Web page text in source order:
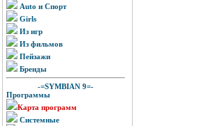
Auto и Спорт
Girls
Из игр
Из фильмов
Пейзажи
Бренды
-=SYMBIAN 9=-
Программы
Карта программ
Системные